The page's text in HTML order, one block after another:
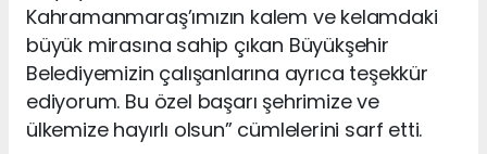
Kahramanmaraş’ımızın kalem ve kelamdaki
büyük mirasına sahip çıkan Büyükşehir
Belediyemizin çalışanlarına ayrıca teşekkür
ediyorum. Bu özel başarı şehrimize ve
ülkemize hayırlı olsun” cümlelerini sarf etti.